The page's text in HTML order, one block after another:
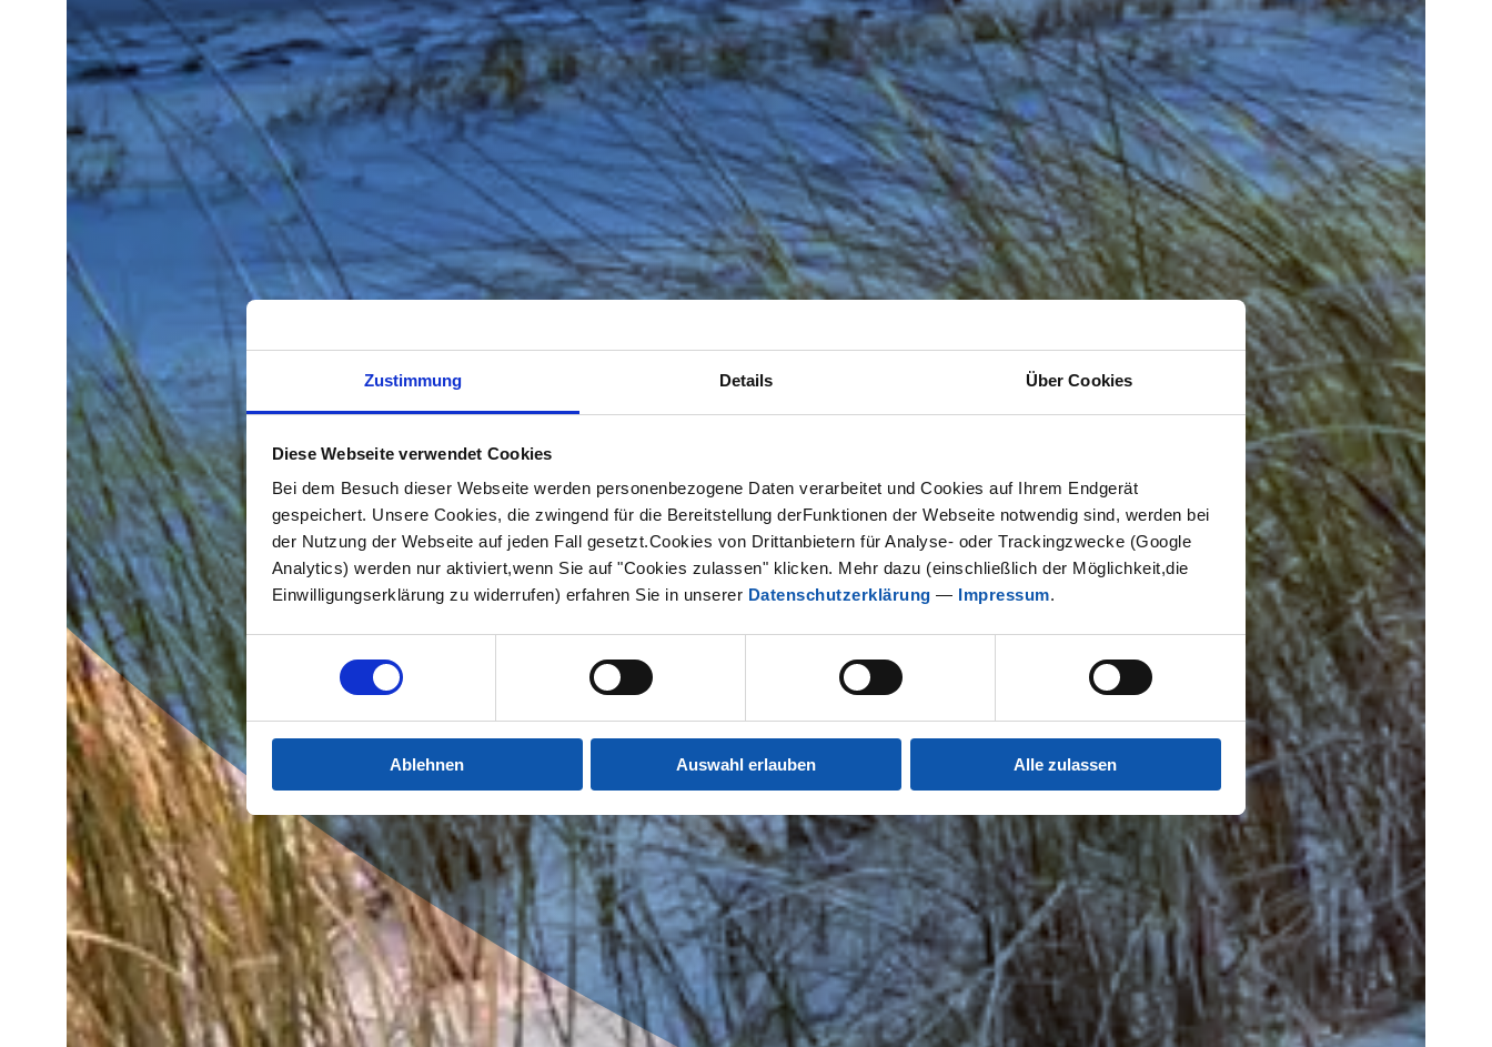
Zustimmung Details Über Cookies
Diese Webseite verwendet Cookies
Bei dem Besuch dieser Webseite werden personenbezogene Daten verarbeitet und Cookies auf Ihrem Endgerät
gespeichert. Unsere Cookies, die zwingend für die Bereitstellung derFunktionen der Webseite notwendig sind, werden bei
der Nutzung der Webseite auf jeden Fall gesetzt.Cookies von Drittanbietern für Analyse- oder Trackingzwecke (Google
Analytics) werden nur aktiviert,wenn Sie auf "Cookies zulassen" klicken. Mehr dazu (einschließlich der Möglichkeit,die
Einwilligungserklärung zu widerrufen) erfahren Sie in unserer Datenschutzerklärung — Impressum.
Einwilligungsauswahl
Ablehnen Auswahl erlauben Alle zulassen